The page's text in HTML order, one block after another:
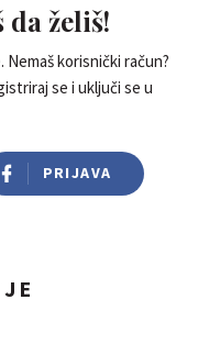
želiš!
korisnički račun?
se i uključi se u
PRIJAVA